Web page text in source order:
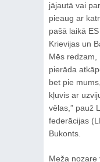
jājautā vai
pieaug ar
pašā laikā
Krievijas un
Mēs redzam,
pierāda
bet pie
kļuvis ar
vēlas,” pauž
federācijas
Bukonts.
Meža nozare